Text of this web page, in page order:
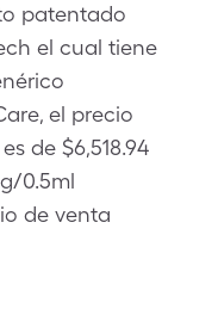
patentado
el cual tiene
el precio
de $6,518.94
0.5ml
de venta